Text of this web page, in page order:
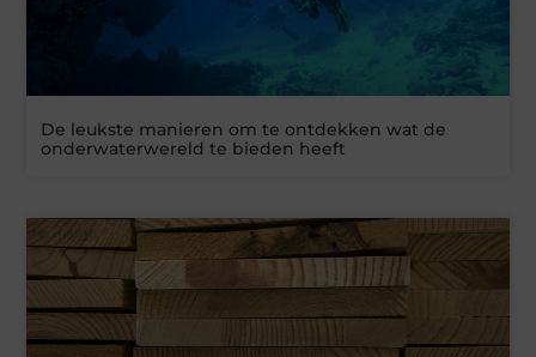
De leukste manieren om te ontdekken wat de
onderwaterwereld te bieden heeft